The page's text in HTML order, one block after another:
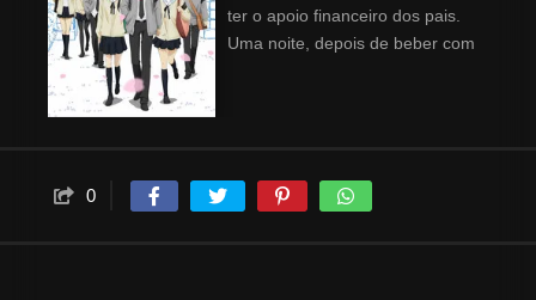
ter o apoio financeiro dos pais.
Uma noite, depois de beber com
a ter 17 anos e possa refazer a
sua vida. Depois de concordar
0